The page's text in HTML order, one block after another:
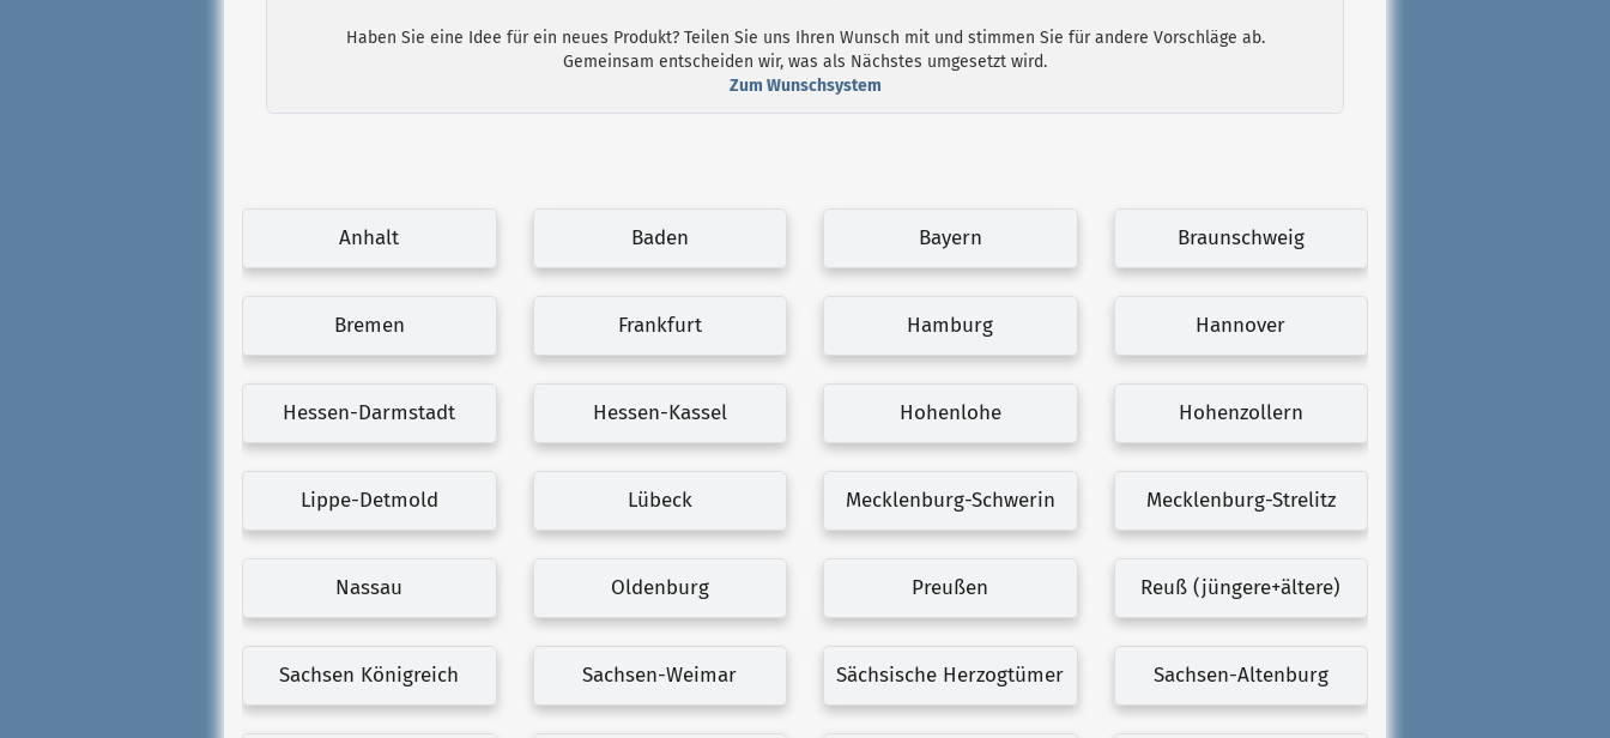
Haben Sie eine Idee für ein neues Produkt? Teilen Sie uns Ihren Wunsch mit und stimmen Sie für andere Vorschläge ab.
Gemeinsam entscheiden wir, was als Nächstes umgesetzt wird.
Zum Wunschsystem
Anhalt Baden Bayern Braunschweig
Bremen Frankfurt Hamburg Hannover
Hessen-Darmstadt Hessen-Kassel Hohenlohe Hohenzollern
Lippe-Detmold Lübeck Mecklenburg-Schwerin Mecklenburg-Strelitz
Nassau Oldenburg Preußen Reuß (jüngere+ältere)
Sachsen Königreich Sachsen-Weimar Sächsische Herzogtümer Sachsen-Altenburg